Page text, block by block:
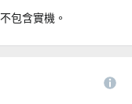
包含實機。